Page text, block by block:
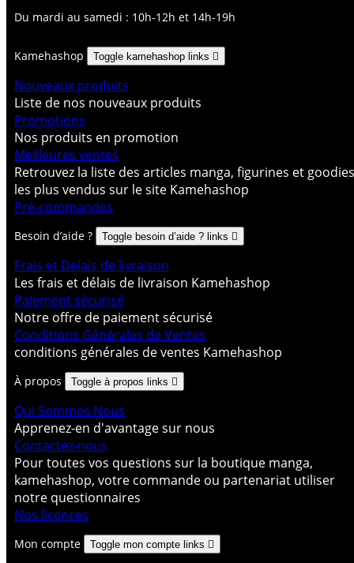
Du mardi au samedi : 10h-12h et 14h-19h
Kamehashop Toggle kamehashop links 
Nouveaux produits
Liste de nos nouveaux produits
Promotions
Nos produits en promotion
Meilleures ventes
Retrouvez la liste des articles manga, figurines et goodies
les plus vendus sur le site Kamehashop
Pré-commandes
Besoin d’aide ? Toggle besoin d’aide ? links 
Frais et Delais de livraison
Les frais et délais de livraison Kamehashop
Paiement sécurisé
Notre offre de paiement sécurisé
Conditions Générales de Ventes
conditions générales de ventes Kamehashop
À propos Toggle à propos links 
Qui Sommes Nous
Apprenez-en d'avantage sur nous
Contactez-nous
Pour toutes vos questions sur la boutique manga,
kamehashop, votre commande ou partenariat utiliser
notre questionnaires
Nos licences
Mon compte Toggle mon compte links 